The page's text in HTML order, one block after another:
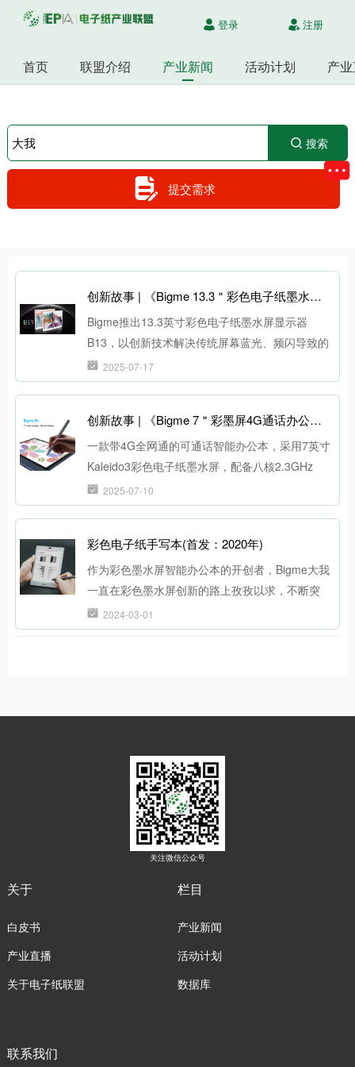
登录 注册
首页 联盟介绍 产业新闻 活动计划 产
搜索
提交需求
创新故事 | 《Bigme 13.3＂彩色电子纸墨水屏显示器B13-创造视觉与办公新生态》-深圳大我控股集团有限公司
Bigme推出13.3英寸彩色电子纸墨水屏显示器
B13，以创新技术解决传统屏幕蓝光、频闪导致的
视觉疲劳问题。
2025-07-17
创新故事 | 《Bigme 7＂彩墨屏4G通话办公本B7-重塑移动办公新范式》-深圳大我控股集团有限公司
一款带4G全网通的可通话智能办公本，采用7英寸
Kaleido3彩色电子纸墨水屏，配备八核2.3GHz
CPU，8+128GB存储的高性能设备，搭配无线充
电手写笔，小巧便捷，功能强大，是智能办公本业
2025-07-10
彩色电子纸手写本(首发：2020年)
作为彩色墨水屏智能办公本的开创者，Bigme大我
一直在彩色墨水屏创新的路上孜孜以求，不断突
破。从2020年开始，Bigme大我陆续发布了全球
首款10.3英寸Kaleido彩色墨水屏智能办公本B1
全球首款10.3英寸Kaleido 3彩色墨水屏智能办公
屏智能办公本Galy等多个全球首款彩色墨水屏产
品 ，以实际行动践行彩色墨水屏办公本开创者品
牌身份，在彩色墨水屏创新领域冲在最前线，敢为
2024-03-01
关注微信公众号
关于
白皮书
产业直播
关于电子纸联盟
栏目
产业新闻
活动计划
数据库
联系我们